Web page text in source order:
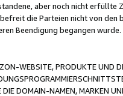
aber noch nicht erfüllte
die Parteien nicht von
Beendigung begangen wurde.
WEBSITE, PRODUKTE UND
DOMAIN-NAMEN, MARKEN